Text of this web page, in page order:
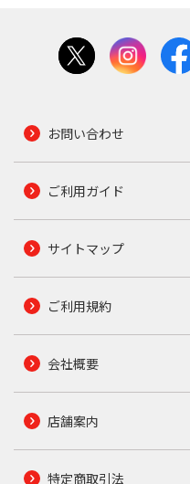
お問い合わせ
ご利用ガイド
サイトマップ
ご利用規約
会社概要
店舗案内
特定商取引法